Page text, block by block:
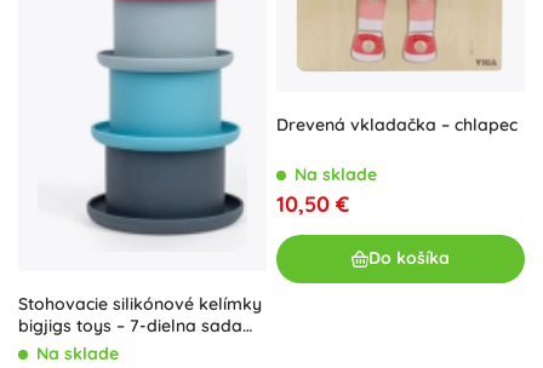
Stohovacie silikónové kelímky
bigjigs toys – 7-dielna sada
do kúpeľa, do piesku a na
Na sklade
Drevená vkladačka – chlapec
Na sklade
10,50 €
Do košíka